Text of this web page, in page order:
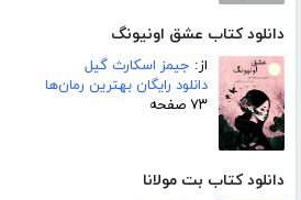
دانلود کتاب عشق اونیونگ
از: جیمز اسکارث گیل
دانلود رایگان بهترین رمان‌ها
۷۳ صفحه
دانلود کتاب بت مولانا